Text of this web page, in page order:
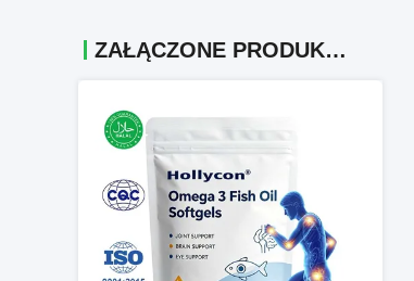
ZAŁĄCZONE PRODUKTY